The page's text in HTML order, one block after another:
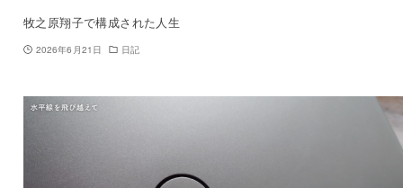
牧之原翔子で構成された人生
2026年6月21日 日記